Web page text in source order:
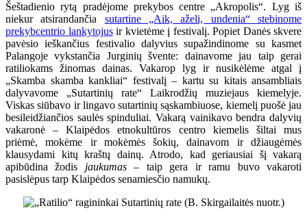
Šeštadienio rytą pradėjome prekybos centre „Akropolis“. Lyg iš
niekur atsirandančia sutartine „Aik, aželi, undenia“ stebinome
prekybcentrio lankytojusir kvietėme į festivalį. Popiet Danės skvere
pavėsio ieškančius festivalio dalyvius supažindinome su kasmet
Palangoje vykstančia Jurginių švente: dainavome jau taip gerai
ratiliokams žinomas dainas. Vakarop lyg ir nusikėlėme atgal į
„Skamba skamba kankliai“ festivalį – kartu su kitais ansambliais
dalyvavome „Sutartinių rate“ Laikrodžių muziejaus kiemelyje.
Viskas siūbavo ir lingavo sutartinių sąskambiuose, kiemelį puošė jau
besileidžiančios saulės spinduliai. Vakarą vainikavo bendra dalyvių
vakaronė – Klaipėdos etnokultūros centro kiemelis šiltai mus
priėmė, mokėme ir mokėmės šokių, dainavom ir džiaugėmės
klausydami kitų kraštų dainų. Atrodo, kad geriausiai šį vakarą
apibūdina žodis jaukumas– taip gera ir ramu buvo vakaroti
pasislėpus tarp Klaipėdos senamiesčio namukų.